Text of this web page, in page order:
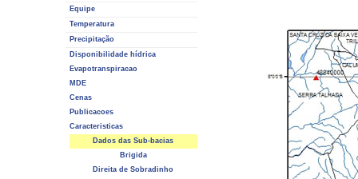
Equipe
Temperatura
Precipitação
Disponibilidade hídrica
Evapotranspiracao
MDE
Cenas
Publicacoes
Caracteristicas
Dados das Sub-bacias
Brigida
Direita de Sobradinho